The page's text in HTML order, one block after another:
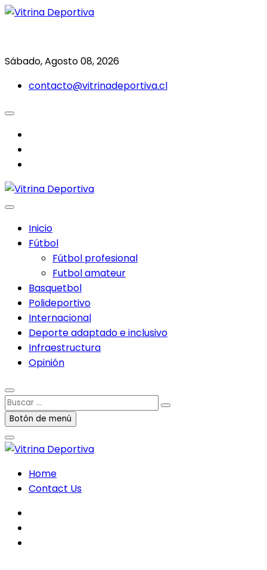
Saltar
Sábado, Agosto 08, 2026
contacto@vitrinadeportiva.cl
Inicio
Fútbol
Fútbol profesional
Futbol amateur
Basquetbol
Polideportivo
Internacional
Deporte adaptado e inclusivo
Infraestructura
Opinión
Buscar
…Botón de menú
Home
Contact Us